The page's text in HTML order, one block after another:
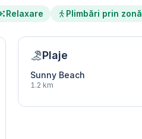
Relaxare Plimbări prin zonă
Plaje
Sunny Beach
1.2 km